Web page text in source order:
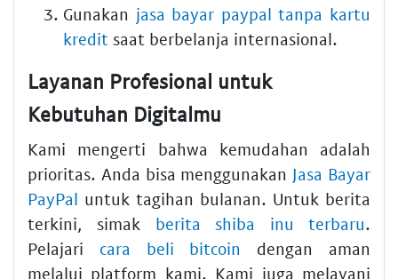
Gunakan jasa bayar paypal tanpa kartu
kredit saat berbelanja internasional.
Layanan Profesional untuk
Kebutuhan Digitalmu
Kami mengerti bahwa kemudahan adalah
prioritas. Anda bisa menggunakan Jasa Bayar
PayPal untuk tagihan bulanan. Untuk berita
terkini, simak berita shiba inu terbaru.
Pelajari cara beli bitcoin
dengan aman
melalui platform kami. Kami juga melayani